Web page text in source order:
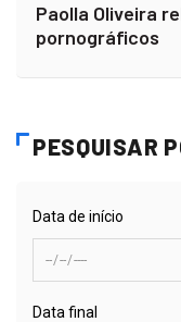
Paolla Oliveira
pornográficos
PESQUISAR
Data de início
Data final